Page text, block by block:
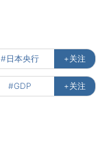
#日本央行 +关注
#GDP +关注